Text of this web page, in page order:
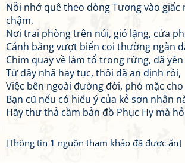
Nỗi nhớ quê theo dòng Tương vào giấc
chậm,
Nơi trai phòng trên núi, gió lặng, cửa
Cánh bằng vượt biển coi thường ngàn
Chim quay về làm tổ trong rừng, đã
Từ đây nhã hay tục, thôi đã an định rồi,
Việc bên ngoài đường đời, phó mặc
Bạn cũ nếu có hiểu ý của kẻ sơn nhân
Hãy thư thả cầm bản đồ Phục Hy mà
[Thông tin 1 nguồn tham khảo đã được ẩn]